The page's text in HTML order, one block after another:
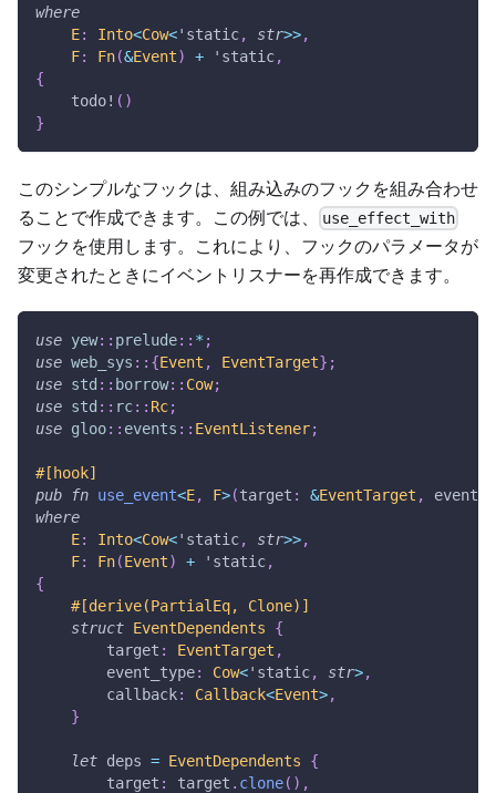
where
E: Into<Cow<'static, str>>,
F: Fn(&Event) + 'static,
{
todo! ( )
}
このシンプルなフックは、組み込みのフックを組み合わせ
ることで作成できます。この例では、
use_effect_with
フックを使用します。これにより、フックのパラメータが
変更されたときにイベントリスナーを再作成できます。
use yew:: prelude:: * ;
use web_sys :: {Event , EventTarget} ;
use std :: borrow:: Cow;
use std :: rc:: Rc;
use gloo:: events :: EventListener;
#[hook]
pub
fn use_event<E, F>(target : &EventTarget ,
where
E: Into<Cow<'static, str>>,
F: Fn(Event) + 'static,
{
#[derive(PartialEq, Clone)]
struct EventDependents
{
        target
: EventTarget ,
        event_type
: Cow<'static, str>,
        callback
: Callback<Event>,
}
let deps = EventDependents
{
        target
: target . clone( ) ,